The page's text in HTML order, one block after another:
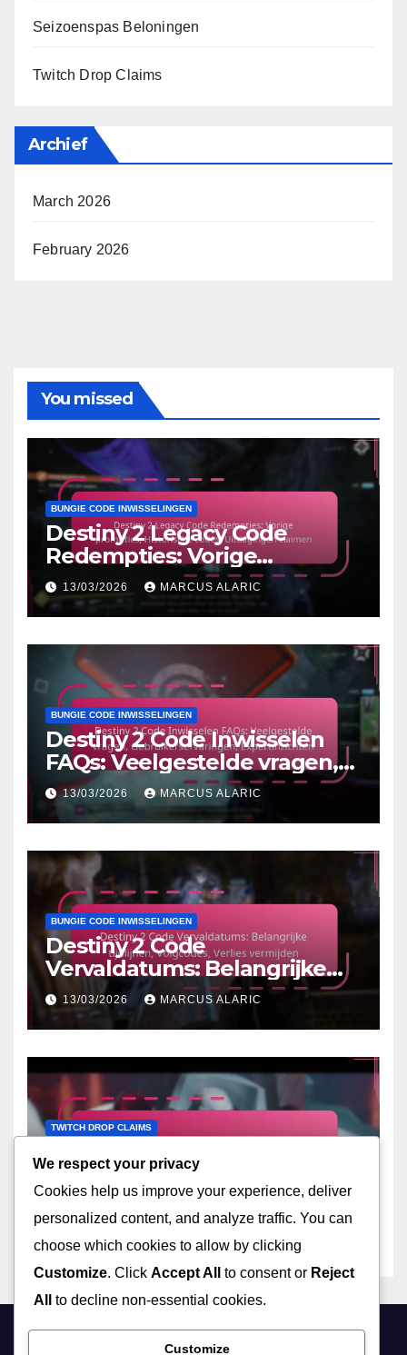
Seizoenspas Beloningen
Twitch Drop Claims
Archief
March 2026
February 2026
You missed
BUNGIE CODE INWISSELINGEN
Destiny 2 Legacy Code
Redempties: Vorige
promoties, Historische codes,
Uitdagingen claimen
13/03/2026 MARCUS ALARIC
BUNGIE CODE INWISSELINGEN
Destiny 2 Code Inwisselen
FAQs: Veelgestelde vragen,
Gebruikerservaringen,
Expertinzichten
13/03/2026 MARCUS ALARIC
BUNGIE CODE INWISSELINGEN
Destiny 2 Code
Vervaldatums: Belangrijke
tijdlijnen, Volgcodes, Verlies
vermijden
13/03/2026 MARCUS ALARIC
TWITCH DROP CLAIMS
Destiny 2 Twitch Drop
Meldingen: Op de hoogte
blijven, Meldingen instellen,
Gemeenschapsupdates
We respect your privacy
Cookies help us improve your experience, deliver
personalized content, and analyze traffic. You can
choose which cookies to allow by clicking
Customize. Click Accept All to consent or Reject
All
to decline non-essential cookies.
Customize